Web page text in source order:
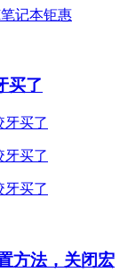
买了
方法，关闭宏